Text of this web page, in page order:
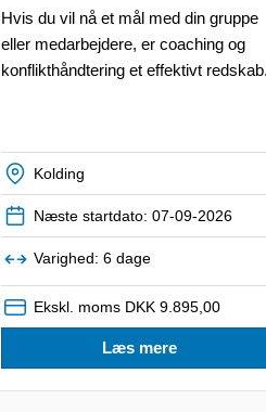
Hvis du vil nå et mål med din gruppe
eller medarbejdere, er coaching og
konflikthåndtering et effektivt redskab.
Læs mere
Kolding
Næste startdato: 07-09-2026
Varighed: 6 dage
Ekskl. moms DKK 9.895,00